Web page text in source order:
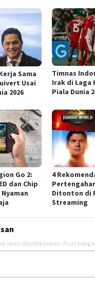
Sama
Usai
2026
Timnas
Irak di Laga
Piala Dunia
Go 2:
dan Chip
4
Ditonton di
Streaming
akan dipublikasikan. Ruas yang